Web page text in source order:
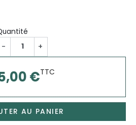
- +
€TTC
AU PANIER